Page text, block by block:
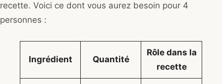
recette. Voici ce dont vous aurez besoin pour 4
personnes :
Ingrédient Quantité
Rôle dans la
recette